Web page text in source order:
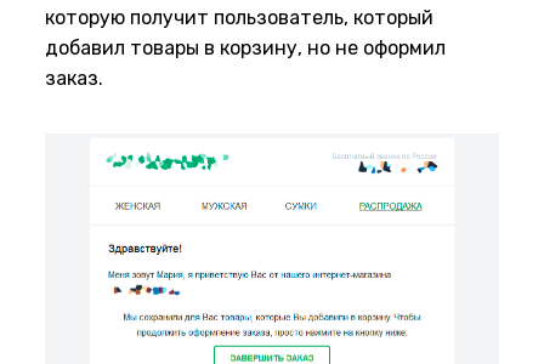
которую получит пользователь, который
добавил товары в корзину, но не оформил
заказ.